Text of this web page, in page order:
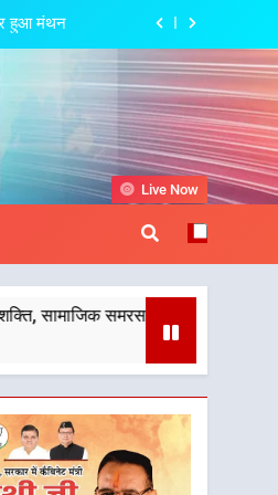
प्रयास
होगी
और प्रभावी
सशक्त संदेश
हुआ मंथन
होगी
और प्रभावी
सशक्त संदेश
हुआ मंथन
Live Now
और भारतीय संस्कृति का सशक्त संदेश